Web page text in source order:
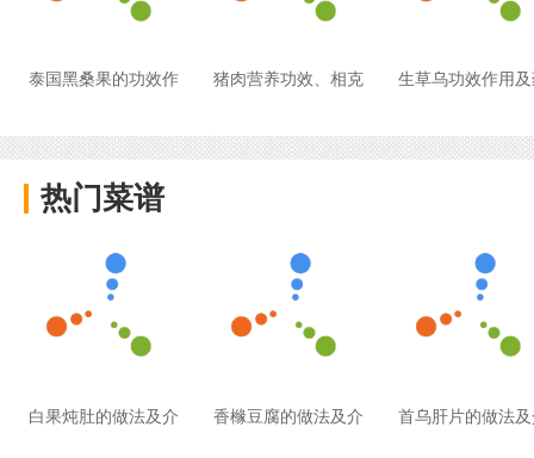
泰国黑桑果的功效作 猪肉营养功效、相克 生草乌功效作用
热门菜谱
白果炖肚的做法及介 香橼豆腐的做法及介 首乌肝片的做法